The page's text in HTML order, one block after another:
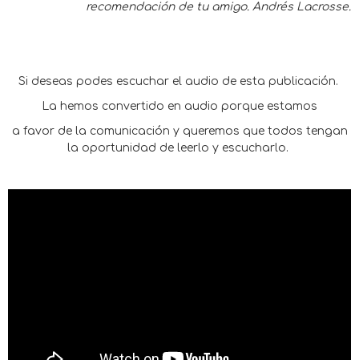
recomendación de tu amigo. Andrés Lacrosse.
Si deseas podes escuchar el audio de esta publicación.
La hemos convertido en audio porque estamos
a favor de la comunicación y queremos que todos tengan
la oportunidad de leerlo y escucharlo.